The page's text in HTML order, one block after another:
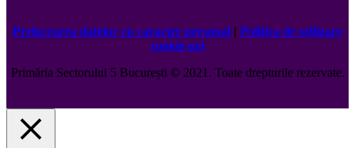
Prelucrarea datelor cu caracter personal | Politica de utilizare
cookie-uri
Primăria Sectorului 5 București ©️2021. Toate drepturile rezervate.